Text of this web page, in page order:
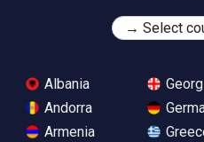
Albania
Andorra
Armenia